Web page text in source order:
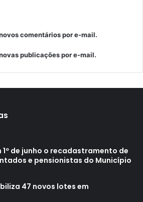
comentários por e-mail.
publicações por e-mail.
de junho o recadastramento de
e pensionistas do Município
47 novos lotes em